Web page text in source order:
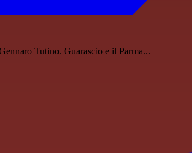
Tutino. Guarascio e il Parma...